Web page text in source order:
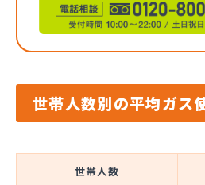
世帯人数別の平均ガス
世帯人数